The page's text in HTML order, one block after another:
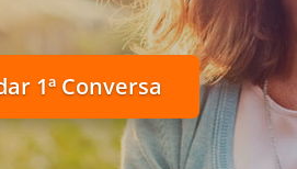
1ª Conversa